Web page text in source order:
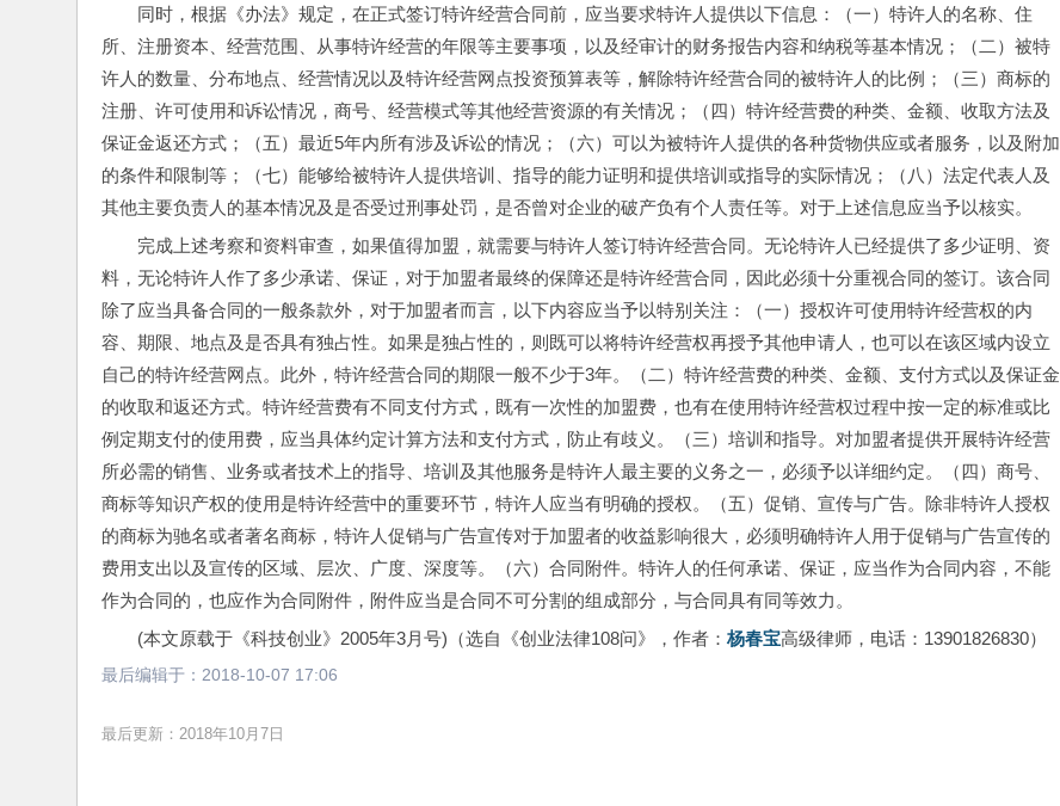
同时，根据《办法》规定，在正式签订特许经营合同前，应当要求特许人提供以下信息：（一）特许人的名称、住
所、注册资本、经营范围、从事特许经营的年限等主要事项，以及经审计的财务报告内容和纳税等基本情况；（二）被特
许人的数量、分布地点、经营情况以及特许经营网点投资预算表等，解除特许经营合同的被特许人的比例；（三）商标的
注册、许可使用和诉讼情况，商号、经营模式等其他经营资源的有关情况；（四）特许经营费的种类、金额、收取方法及
保证金返还方式；（五）最近5年内所有涉及诉讼的情况；（六）可以为被特许人提供的各种货物供应或者服务，以及附加
的条件和限制等；（七）能够给被特许人提供培训、指导的能力证明和提供培训或指导的实际情况；（八）法定代表人及
其他主要负责人的基本情况及是否受过刑事处罚，是否曾对企业的破产负有个人责任等。对于上述信息应当予以核实。
完成上述考察和资料审查，如果值得加盟，就需要与特许人签订特许经营合同。无论特许人已经提供了多少证明、资
料，无论特许人作了多少承诺、保证，对于加盟者最终的保障还是特许经营合同，因此必须十分重视合同的签订。该合同
除了应当具备合同的一般条款外，对于加盟者而言，以下内容应当予以特别关注：（一）授权许可使用特许经营权的内
容、期限、地点及是否具有独占性。如果是独占性的，则既可以将特许经营权再授予其他申请人，也可以在该区域内设立
自己的特许经营网点。此外，特许经营合同的期限一般不少于3年。（二）特许经营费的种类、金额、支付方式以及保证金
的收取和返还方式。特许经营费有不同支付方式，既有一次性的加盟费，也有在使用特许经营权过程中按一定的标准或比
例定期支付的使用费，应当具体约定计算方法和支付方式，防止有歧义。（三）培训和指导。对加盟者提供开展特许经营
所必需的销售、业务或者技术上的指导、培训及其他服务是特许人最主要的义务之一，必须予以详细约定。（四）商号、
商标等知识产权的使用是特许经营中的重要环节，特许人应当有明确的授权。（五）促销、宣传与广告。除非特许人授权
的商标为驰名或者著名商标，特许人促销与广告宣传对于加盟者的收益影响很大，必须明确特许人用于促销与广告宣传的
费用支出以及宣传的区域、层次、广度、深度等。（六）合同附件。特许人的任何承诺、保证，应当作为合同内容，不能
作为合同的，也应作为合同附件，附件应当是合同不可分割的组成部分，与合同具有同等效力。
(本文原载于《科技创业》2005年3月号)（选自《创业法律108问》，作者： 杨春宝高级律师，电话：13901826830）
最后编辑于： 2018-10-07 17:06
最后更新：2018年10月7日